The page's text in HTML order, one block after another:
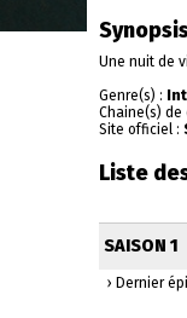
Une nuit de
Genre(s) :
Chaine(s) de
Site officiel :
Liste
SAISON 1
› Dernier